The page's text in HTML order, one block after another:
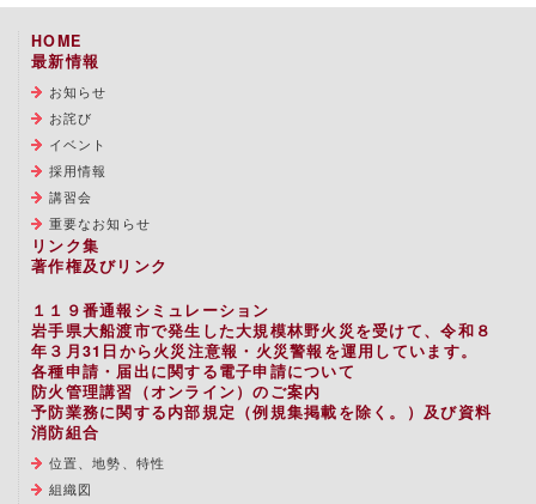
HOME
最新情報
お知らせ
お詫び
イベント
採用情報
講習会
重要なお知らせ
リンク集
著作権及びリンク
１１９番通報シミュレーション
岩手県大船渡市で発生した大規模林野火災を受けて、令和８
年３月31日から火災注意報・火災警報を運用しています。
各種申請・届出に関する電子申請について
防火管理講習（オンライン）のご案内
予防業務に関する内部規定（例規集掲載を除く。）及び資料
消防組合
位置、地勢、特性
組織図